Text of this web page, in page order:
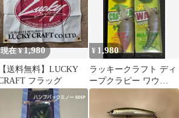
現在 ¥1,980
【送料無料】LUCKY
フラッグ
¥ 1,980
ラッキークラフト ディ
ープクラピー ワウ
HERO′S イリュージョ